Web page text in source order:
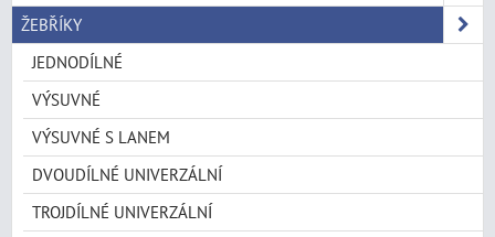
ŽEBŘÍKY
JEDNODÍLNÉ
VÝSUVNÉ
VÝSUVNÉ S LANEM
DVOUDÍLNÉ UNIVERZÁLNÍ
TROJDÍLNÉ UNIVERZÁLNÍ